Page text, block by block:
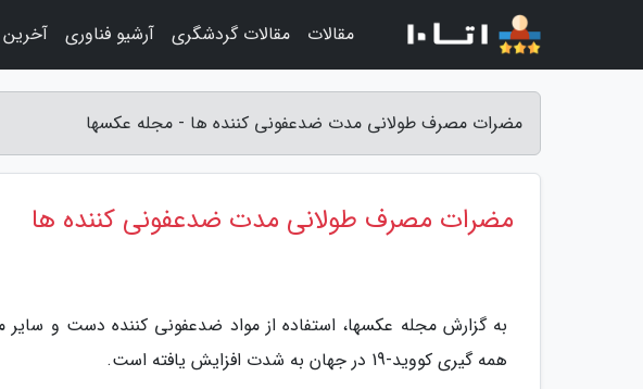
مضرات مصرف طولانی مدت ضدعفونی کننده ها - مجله عکسها
مضرات مصرف طولانی مدت ضدعفونی کننده ها
به گزارش مجله عکسها، استفاده از مواد ضدعفونی کننده دست و
همه گیری کووید-19 در جهان به شدت افزایش یافته است.
مقالات مقالات گردشگری آرشیو فناوری آخرین